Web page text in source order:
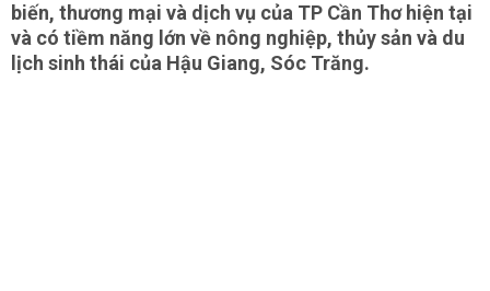
biến, thương mại và dịch vụ của TP Cần Thơ hiện tại
và có tiềm năng lớn về nông nghiệp, thủy sản và du
lịch sinh thái của Hậu Giang, Sóc Trăng.